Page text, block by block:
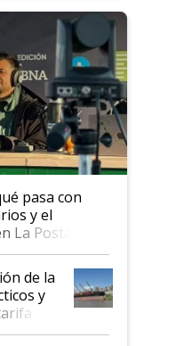
pasa con
y el
La Posta
de la
y
de